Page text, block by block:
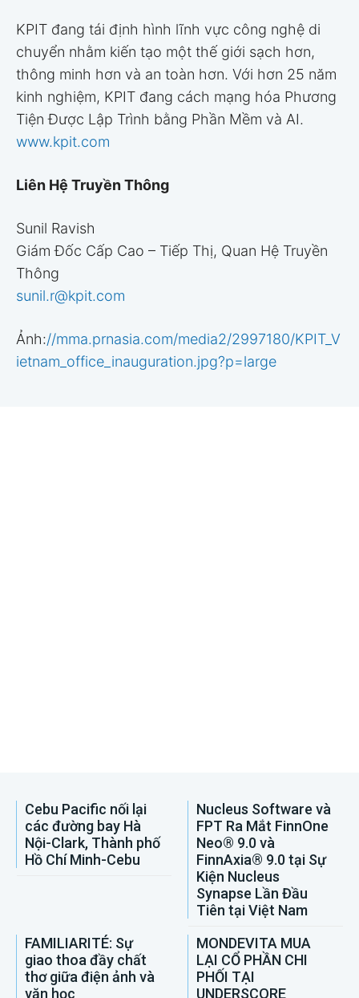
KPIT đang tái định hình lĩnh vực công nghệ di
chuyển nhằm kiến tạo một thế giới sạch hơn,
thông minh hơn và an toàn hơn. Với hơn 25 năm
kinh nghiệm, KPIT đang cách mạng hóa Phương
Tiện Được Lập Trình bằng Phần Mềm và AI.
www.kpit.com
Liên Hệ Truyền Thông
Sunil Ravish
Giám Đốc Cấp Cao – Tiếp Thị, Quan Hệ Truyền
Thông
sunil.r@kpit.com
Ảnh://mma.prnasia.com/media2/2997180/KPIT_V
ietnam_office_inauguration.jpg?p=large
Cebu Pacific nối lại
các đường bay Hà
Nội-Clark, Thành phố
Hồ Chí Minh-Cebu
Nucleus Software và
FPT Ra Mắt FinnOne
Neo® 9.0 và
FinnAxia® 9.0 tại Sự
Kiện Nucleus
Synapse Lần Đầu
Tiên tại Việt Nam
FAMILIARITÉ: Sự
giao thoa đầy chất
thơ giữa điện ảnh và
văn học
MONDEVITA MUA
LẠI CỔ PHẦN CHI
PHỐI TẠI
UNDERSCORE